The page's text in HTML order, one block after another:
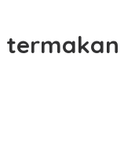
termakan